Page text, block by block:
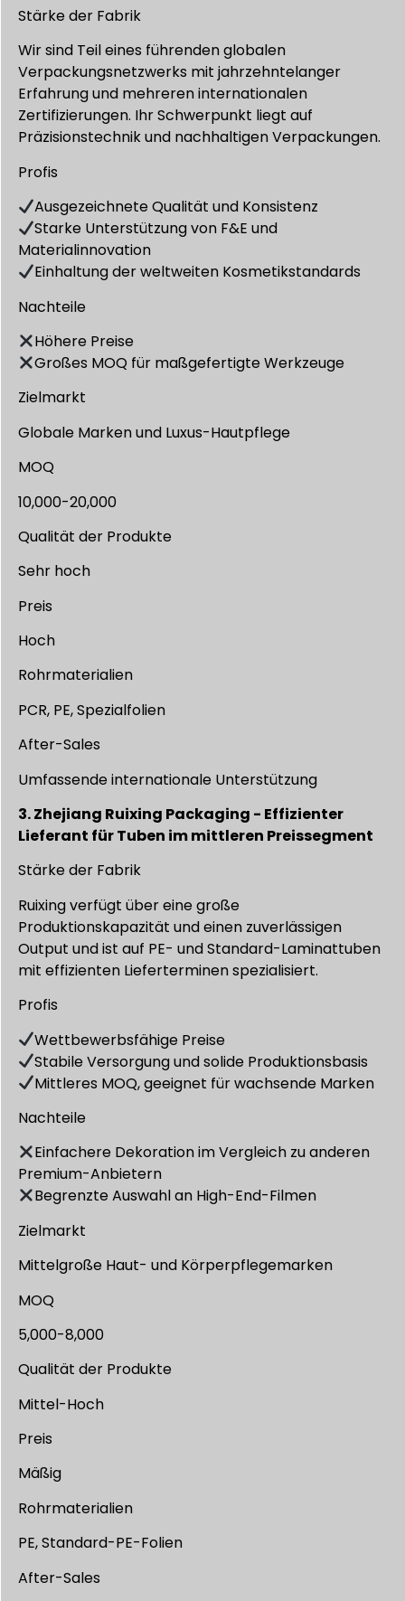
Stärke der Fabrik
Wir sind Teil eines führenden globalen
Verpackungsnetzwerks mit jahrzehntelanger
Erfahrung und mehreren internationalen
Zertifizierungen. Ihr Schwerpunkt liegt auf
Präzisionstechnik und nachhaltigen Verpackungen.
Profis
Ausgezeichnete Qualität und Konsistenz
Starke Unterstützung von F&E und
Materialinnovation
Einhaltung der weltweiten Kosmetikstandards
Nachteile
Höhere Preise
Großes MOQ für maßgefertigte Werkzeuge
Zielmarkt
Globale Marken und Luxus-Hautpflege
MOQ
10,000-20,000
Qualität der Produkte
Sehr hoch
Preis
Hoch
Rohrmaterialien
PCR, PE, Spezialfolien
After-Sales
Umfassende internationale Unterstützung
3. Zhejiang Ruixing Packaging - Effizienter
Lieferant für Tuben im mittleren Preissegment
Stärke der Fabrik
Ruixing verfügt über eine große
Produktionskapazität und einen zuverlässigen
Output und ist auf PE- und Standard-Laminattuben
mit effizienten Lieferterminen spezialisiert.
Profis
Wettbewerbsfähige Preise
Stabile Versorgung und solide Produktionsbasis
Mittleres MOQ, geeignet für wachsende Marken
Nachteile
Einfachere Dekoration im Vergleich zu anderen
Premium-Anbietern
Begrenzte Auswahl an High-End-Filmen
Zielmarkt
Mittelgroße Haut- und Körperpflegemarken
MOQ
5,000-8,000
Qualität der Produkte
Mittel-Hoch
Preis
Mäßig
Rohrmaterialien
PE, Standard-PE-Folien
After-Sales